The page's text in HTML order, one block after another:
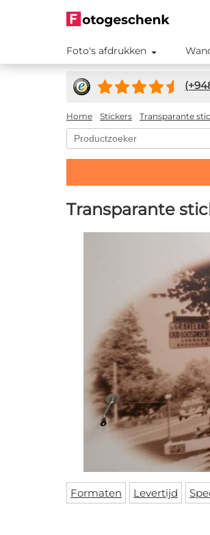
Foto's afdrukken
(+
Home Stickers Transparante
Transparante
Formaten Levertijd